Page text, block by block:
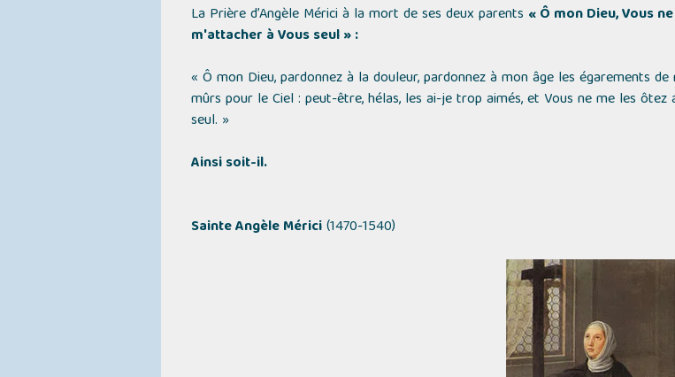
La Prière d’Angèle Mérici à la mort de ses deux parents « Ô mon Dieu, Vous
m'attacher à Vous seul » :
« Ô mon Dieu, pardonnez à la douleur, pardonnez à mon âge les égarements
mûrs pour le Ciel : peut-être, hélas, les ai-je trop aimés, et Vous ne me les
seul. »
Ainsi soit-il.
Sainte Angèle Mérici(1470-1540)